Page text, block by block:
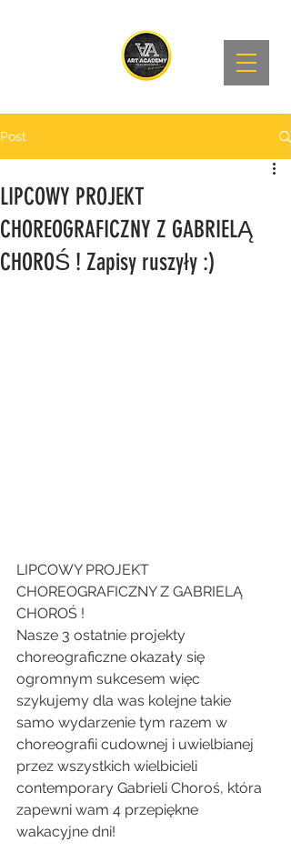
Post
LIPCOWY PROJEKT
CHOREOGRAFICZNY Z GABRIELĄ
CHOROŚ ! Zapisy ruszyły :)
LIPCOWY PROJEKT
CHOREOGRAFICZNY Z GABRIELĄ
CHOROŚ !
Nasze 3 ostatnie projekty
choreograficzne okazały się
ogromnym sukcesem więc
szykujemy dla was kolejne takie
samo wydarzenie tym razem w
choreografii cudownej i uwielbianej
przez wszystkich wielbicieli
contemporary Gabrieli Choroś, która
zapewni wam 4 przepiękne
wakacyjne dni!